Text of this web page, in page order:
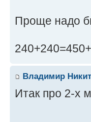
Проще надо
Владимир
Итак про 2-х